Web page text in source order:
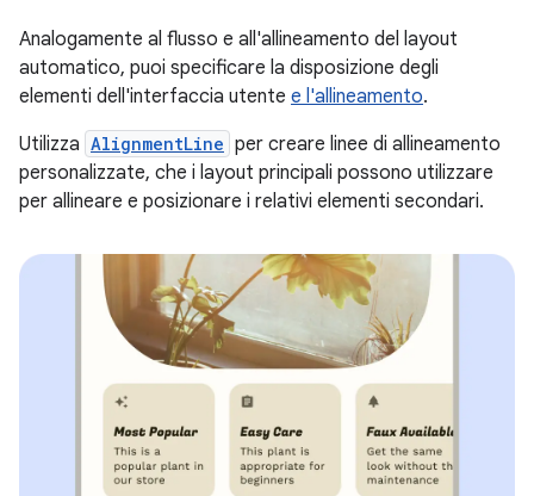
Analogamente al flusso e all'allineamento del layout
automatico, puoi specificare la disposizione degli
elementi dell'interfaccia utente e l'allineamento.
Utilizza AlignmentLine per creare linee di allineamento
personalizzate, che i layout principali possono utilizzare
per allineare e posizionare i relativi elementi secondari.